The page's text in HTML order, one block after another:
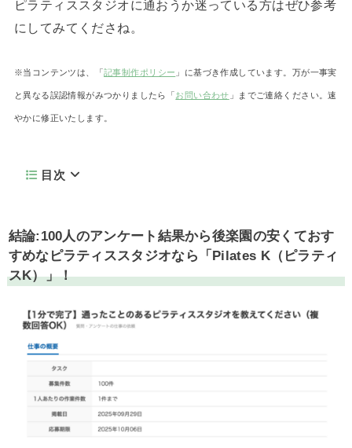
ピラティススタジオに通おうか迷っている方はぜひ参考
にしてみてくださね。
※当コンテンツは、「記事制作ポリシー 」に基づき作成しています。万が一事実
と異なる誤認情報がみつかりましたら「お問い合わせ 」までご連絡ください。速
やかに修正いたします。
目次
結論:100人のアンケート結果から後楽園の安くておす
すめなピラティススタジオなら「Pilates K（ピラティ
スK）」！